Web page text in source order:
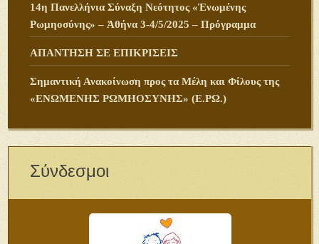
14η Πανελλήνια Σύναξη Νεότητος «Ἑνωμένης
Ρωμηοσύνης» – Ἀθήνα 3-4/5/2025 – Πρόγραμμα
ΑΠΑΝΤΗΣΗ ΣΕ ΕΠΙΚΡΙΣΕΙΣ
Σημαντική Ανακοίνωση προς τα Μέλη και Φίλους της
«ΕΝΩΜΕΝΗΣ ΡΩΜΗΟΣΥΝΗΣ» (Ε.ΡΩ.)
Σύνδεσμοι